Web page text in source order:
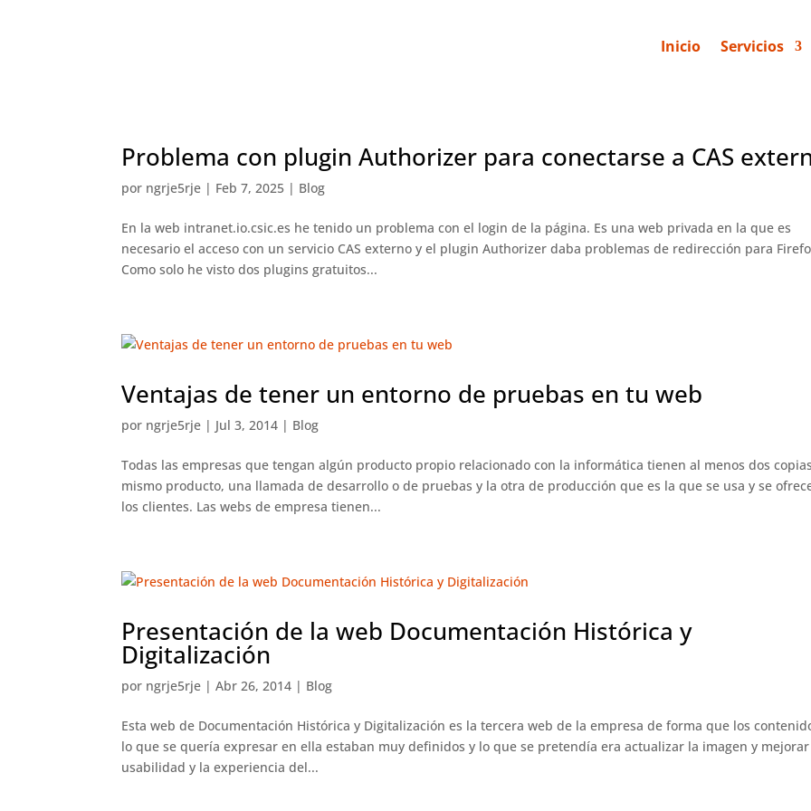
Inicio Servicios
Problema con plugin Authorizer para conectarse a CAS
por ngrje5rje | Feb 7, 2025 | Blog
En la web intranet.io.csic.es he tenido un problema con el login de la página. Es una web privada en la que es
necesario el acceso con un servicio CAS externo y el plugin Authorizer daba problemas de redirección para
Como solo he visto dos plugins gratuitos...
Ventajas de tener un entorno de pruebas en tu web
por ngrje5rje | Jul 3, 2014 | Blog
Todas las empresas que tengan algún producto propio relacionado con la informática tienen al menos dos
mismo producto, una llamada de desarrollo o de pruebas y la otra de producción que es la que se usa y se
los clientes. Las webs de empresa tienen...
Presentación de la web Documentación Histórica y
Digitalización
por ngrje5rje |Abr 26, 2014 | Blog
Esta web de Documentación Histórica y Digitalización es la tercera web de la empresa de forma que los
lo que se quería expresar en ella estaban muy definidos y lo que se pretendía era actualizar la imagen y
usabilidad y la experiencia del...